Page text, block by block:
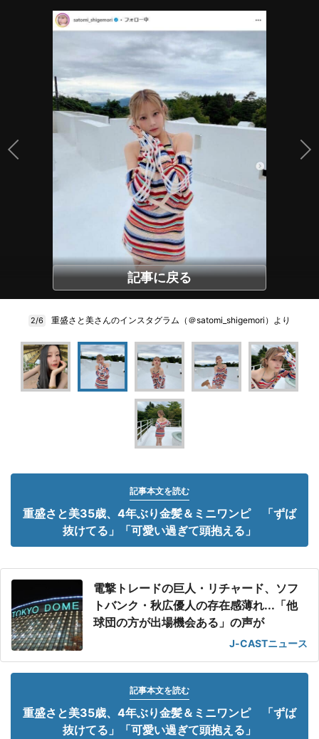
記事に戻る
2/6 重盛さと美さんのインスタグラム（＠satomi_shigemori）より
記事本文を読む
重盛さと美35歳、4年ぶり金髪＆ミニワンピ 「ずば
抜けてる」「可愛い過ぎて頭抱える」
電撃トレードの巨人・リチャード、ソフ
トバンク・秋広優人の存在感薄れ...「他
球団の方が出場機会ある」の声が
J-CASTニュース
記事本文を読む
重盛さと美35歳、4年ぶり金髪＆ミニワンピ 「ずば
抜けてる」「可愛い過ぎて頭抱える」